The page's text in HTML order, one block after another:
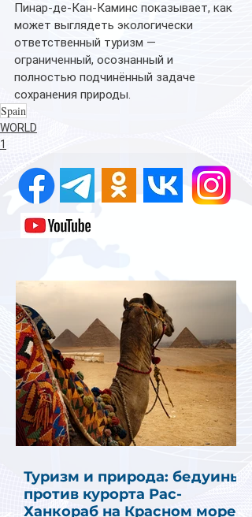
Пинар-де-Кан-Каминс показывает, как
может выглядеть экологически
ответственный туризм —
ограниченный, осознанный и
полностью подчинённый задаче
сохранения природы.
Spain
WORLD
1
Туризм и природа: бедуины
против курорта Рас-
Ханкораб на Красном море